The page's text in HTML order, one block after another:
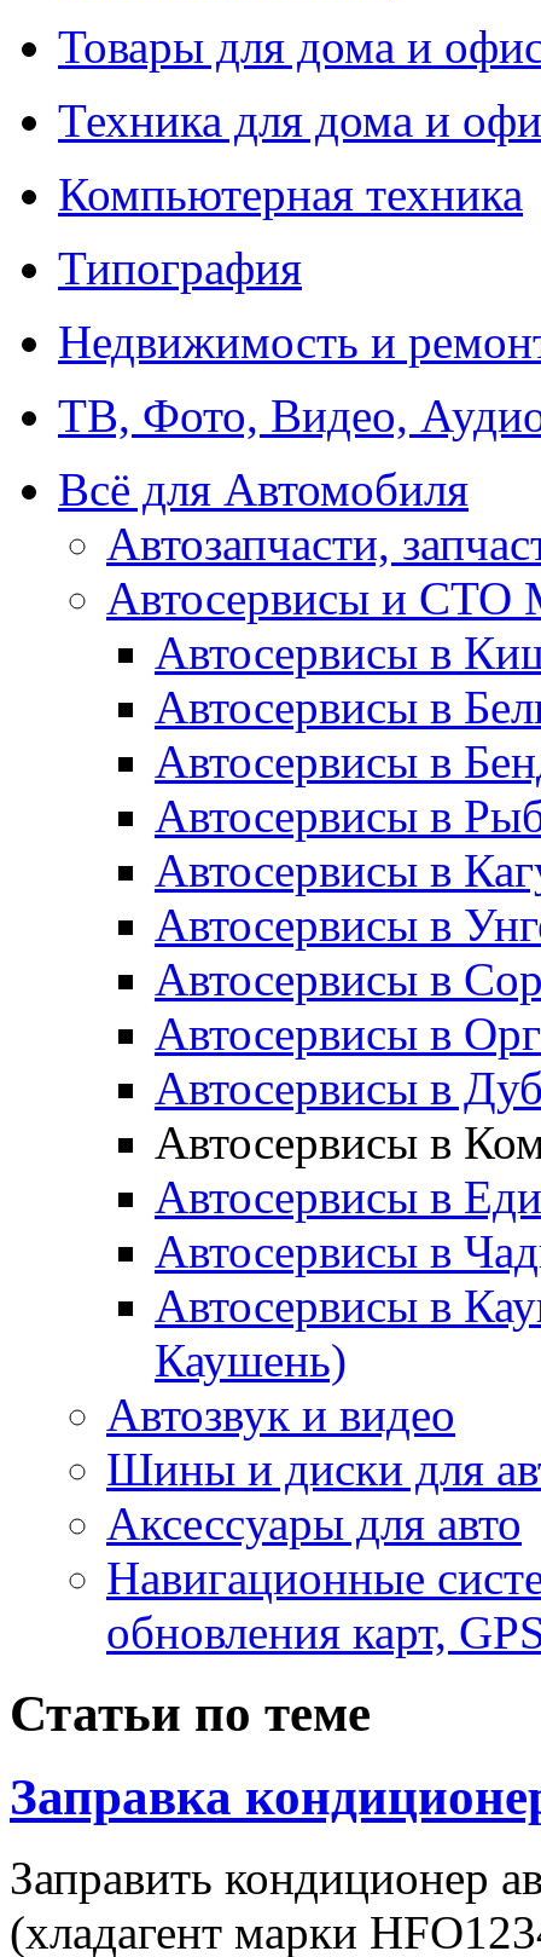
Товары для дома и
Техника для дома и
Компьютерная техника
Типография
Недвижимость и
ТВ, Фото, Видео,
Всё для Автомобиля
Автозапчасти,
Автосервисы и СТО
Автосервисы в
Автосервисы в
Автосервисы в
Автосервисы в
Автосервисы в
Автосервисы в
Автосервисы в
Автосервисы в
Автосервисы в
Автосервисы в
Автосервисы в
Автосервисы в
Автосервисы в
Каушень)
Автозвук и видео
Шины и диски для
Аксесcуары для авто
Навигационные
обновления карт,
Статьи по теме
Заправка
Заправить кондиционер
(хладагент марки